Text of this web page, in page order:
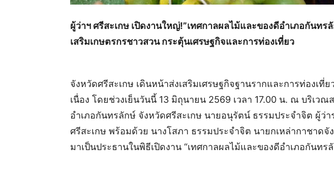
ผู้ว่าฯ ศรีสะเกษ เปิดงานใหญ่!”เทศกาลผลไม้และของดีอำเภอกันทร
เสริมเกษตรกรชาวสวน กระตุ้นเศรษฐกิจและการท่องเที่ยว
จังหวัดศรีสะเกษ เดินหน้าส่งเสริมเศรษฐกิจฐานรากและการท่องเที่
เนื่อง โดยช่วงเย็นวันนี้ 13 มิถุนายน 2569 เวลา 17.00 น. ณ บริเว
อำเภอกันทรลักษ์ จังหวัดศรีสะเกษ นายอนุรัตน์ ธรรมประจำจิต ผู้ว่า
ศรีสะเกษ พร้อมด้วย นางโสภา ธรรมประจำจิต นายกเหล่ากาชาดจั
มาเป็นประธานในพิธีเปิดงาน “เทศกาลผลไม้และของดีอำเภอกันทร